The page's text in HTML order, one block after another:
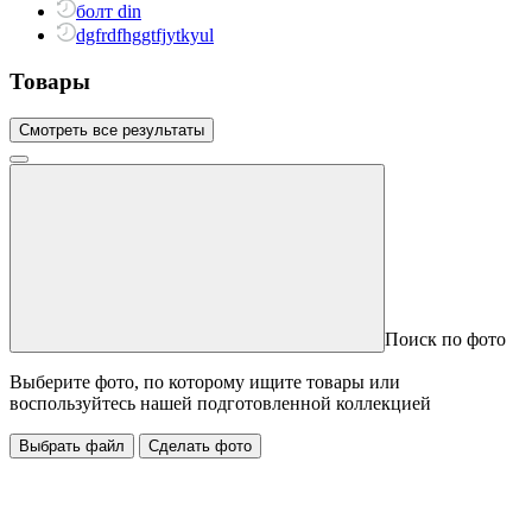
болт din
dgfrdfhggtfjytkyul
Товары
Смотреть все результаты
Поиск по фото
Выберите фото, по которому ищите товары или
воспользуйтесь нашей подготовленной коллекцией
Выбрать файл Сделать фото